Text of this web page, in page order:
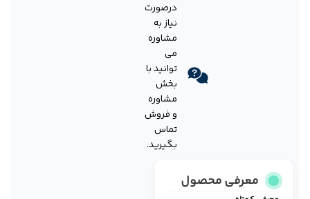
درصورت
نیاز به
مشاوره
می
توانید با
بخش
مشاوره
و فروش
تماس
بگیرید.
معرفی محصول